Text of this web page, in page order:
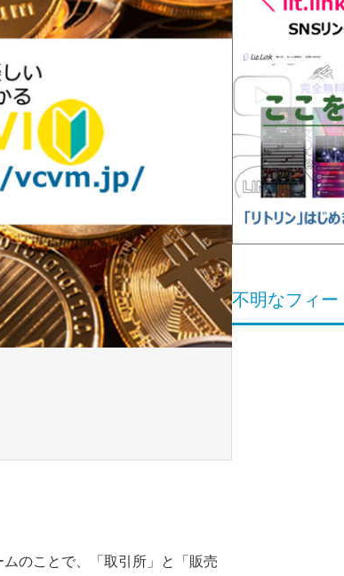
のことで、「取引所」と「販売
不明なフィー